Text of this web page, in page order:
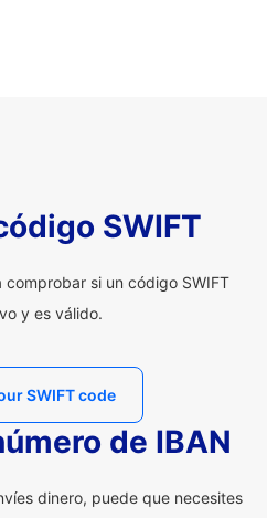
SWIFT
si un código SWIFT
y es válido.
SWIFT code
de IBAN
dinero, puede que necesites